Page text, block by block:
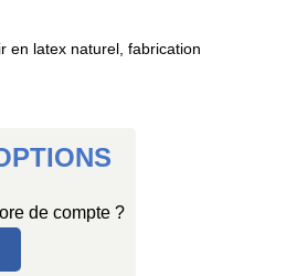
en latex naturel, fabrication
de compte ?